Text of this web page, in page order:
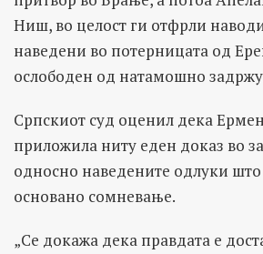
Ниш, во целост ги отфрли
наведени во потерницата од
ослободен од натамошно
Српскиот суд оценил дека
приложила ниту еден доказ во
односно наведените одлуки
основано сомневање.
„Се докажа дека правдата е